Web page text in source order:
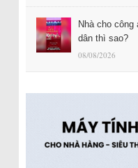
Nhà cho
dân thì sao?
08/08/2026